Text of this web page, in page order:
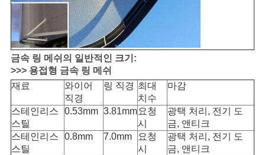
금속 링 메쉬의 일반적인 크기:
>>> 용접형 금속 링 메쉬
재료
와이어
직경
링 직경 최대
치수
마감
스테인리스
스틸
0.53mm 3.81mm요청
시
광택 처리, 전기 도
금, 앤티크
스테인리스
스틸
0.8mm 7.0mm
요청
시
광택 처리, 전기 도
금, 앤티크